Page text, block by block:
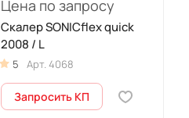
Цена по запросу
Скалер SONICflex quick
2008 / L
5 Арт.4068
Запросить КП